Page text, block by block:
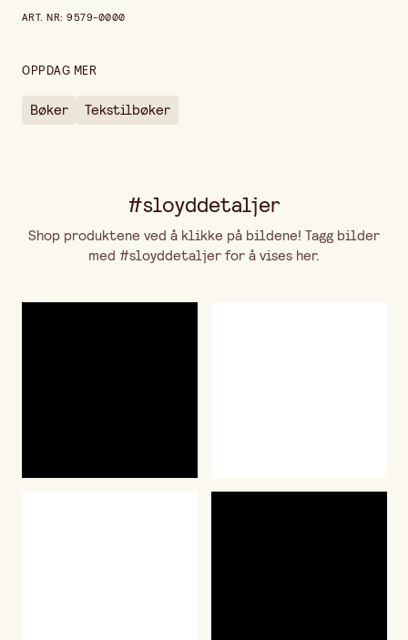
ART. NR:9579-0000
OPPDAG MER
Bøker Tekstilbøker
#sloyddetaljer
Shop produktene ved å klikke på bildene! Tagg bilder
med #sloyddetaljer for å vises her.